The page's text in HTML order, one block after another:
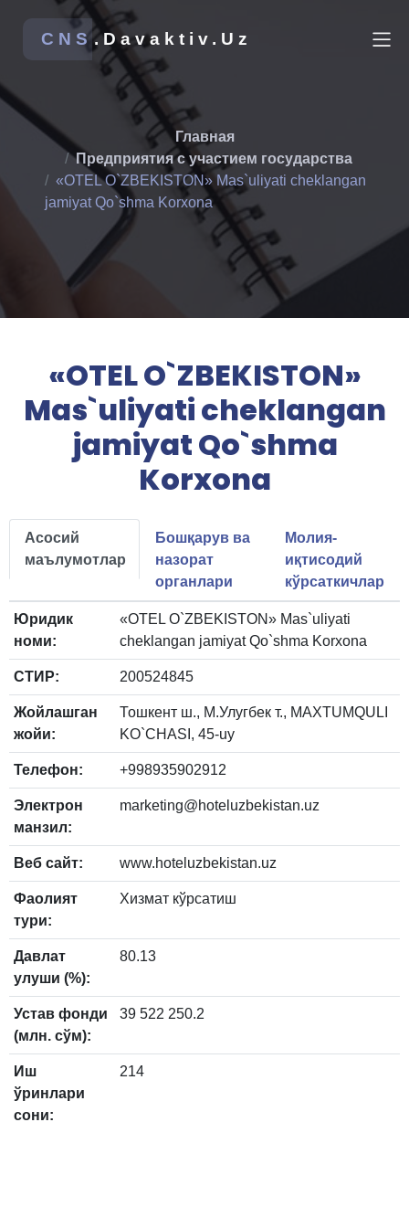
CNS.Davaktiv.Uz
Главная
Предприятия с участием государства
«OTEL O`ZBEKISTON» Mas`uliyati cheklangan
jamiyat Qo`shma Korxona
«OTEL O`ZBEKISTON»
Mas`uliyati cheklangan
jamiyat Qo`shma
Korxona
Асосий
маълумотлар
Бошқарув ва
назорат
органлари
Молия-
иқтисодий
кўрсаткичлар
Юридик
номи:
«OTEL O`ZBEKISTON» Mas`uliyati
cheklangan jamiyat Qo`shma Korxona
СТИР: 200524845
Жойлашган
жойи:
Тошкент ш., М.Улугбек т., MAXTUMQULI
KO`CHASI, 45-uy
Телефон: +998935902912
Электрон
манзил:
marketing@hoteluzbekistan.uz
Веб сайт: www.hoteluzbekistan.uz
Фаолият
тури:
Хизмат кўрсатиш
Давлат
улуши (%):
80.13
Устав фонди
(млн. сўм):
39 522 250.2
Иш
ўринлари
сони:
214